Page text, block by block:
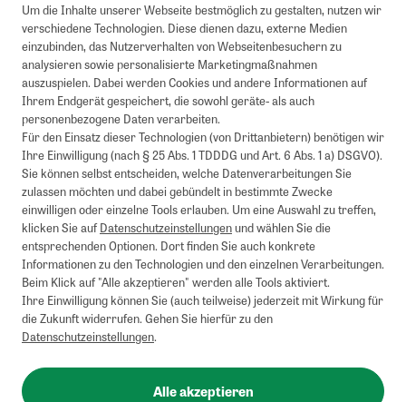
Um die Inhalte unserer Webseite bestmöglich zu gestalten, nutzen wir
verschiedene Technologien. Diese dienen dazu, externe Medien
einzubinden, das Nutzerverhalten von Webseitenbesuchern zu
analysieren sowie personalisierte Marketingmaßnahmen
auszuspielen. Dabei werden Cookies und andere Informationen auf
Ihrem Endgerät gespeichert, die sowohl geräte- als auch
personenbezogene Daten verarbeiten.
Für den Einsatz dieser Technologien (von Drittanbietern) benötigen wir
Ihre Einwilligung (nach § 25 Abs. 1 TDDDG und Art. 6 Abs. 1 a) DSGVO).
Sie können selbst entscheiden, welche Datenverarbeitungen Sie
zulassen möchten und dabei gebündelt in bestimmte Zwecke
einwilligen oder einzelne Tools erlauben. Um eine Auswahl zu treffen,
klicken Sie aufDatenschutzeinstellungenund wählen Sie die
entsprechenden Optionen. Dort finden Sie auch konkrete
Informationen zu den Technologien und den einzelnen Verarbeitungen.
Beim Klick auf "Alle akzeptieren" werden alle Tools aktiviert.
Ihre Einwilligung können Sie (auch teilweise) jederzeit mit Wirkung für
die Zukunft widerrufen. Gehen Sie hierfür zu den
Datenschutzeinstellungen.
Alle akzeptieren